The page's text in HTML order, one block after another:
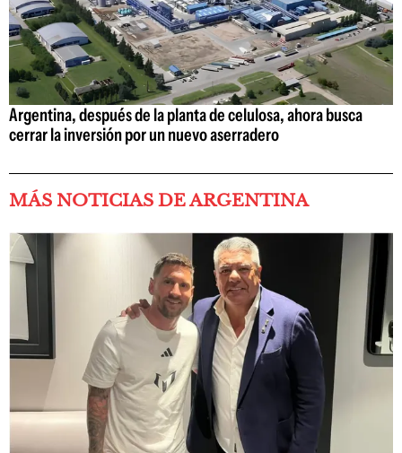
Argentina, después de la planta de celulosa, ahora busca
cerrar la inversión por un nuevo aserradero
MÁS NOTICIAS DE ARGENTINA